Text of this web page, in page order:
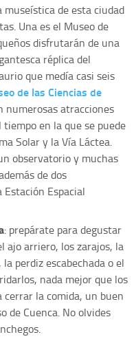
museística de esta ciudad
Una es el Museo de
disfrutarán de una
réplica del
que medía casi seis
de las Ciencias de
numerosas atracciones
en la que se puede
Solar y la Vía Láctea.
observatorio y muchas
de dos
Espacial
: prepárate para degustar
ajo arriero, los zarajos, la
perdiz escabechada o el
nada mejor que los
cerrar la comida, un buen
de Cuenca. No olvides